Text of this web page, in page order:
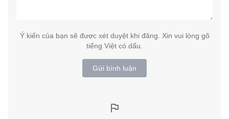
Ý kiến của bạn sẽ được xét duyệt khi đăng. Xin vui lòng gõ
tiếng Việt có dấu.
Gửi bình luận